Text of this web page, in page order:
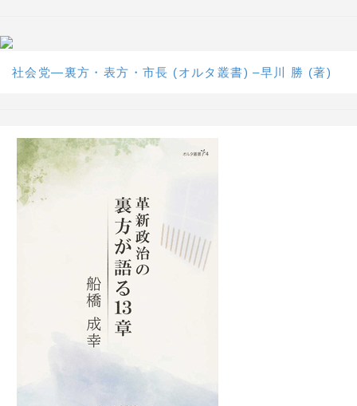
社会党―裏方・表方・市長 (オルタ叢書) –早川 勝 (著)